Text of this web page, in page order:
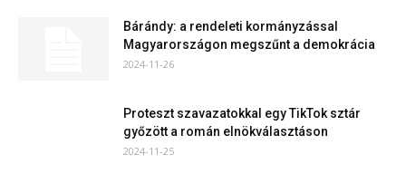
Bárándy: a rendeleti kormányzással
Magyarországon megszűnt a demokrácia
2024-11-26
Proteszt szavazatokkal egy TikTok sztár
győzött a román elnökválasztáson
2024-11-25